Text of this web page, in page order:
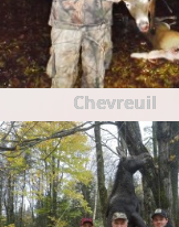
Chevreuil